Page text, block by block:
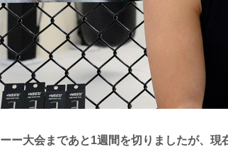
ーー大会まであと1週間を切りましたが、